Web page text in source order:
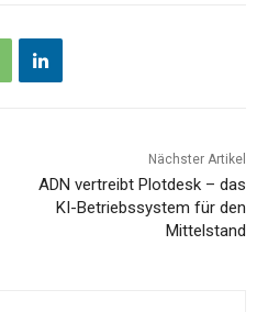
Nächster Artikel
ADN vertreibt Plotdesk – das
KI-Betriebssystem für den
Mittelstand